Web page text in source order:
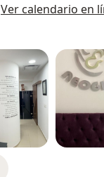
Ver calendario en